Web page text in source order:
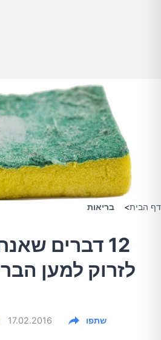
דף הבית> בריאות
12 דברים
לזרוק למען
17.02.2016 שתפו